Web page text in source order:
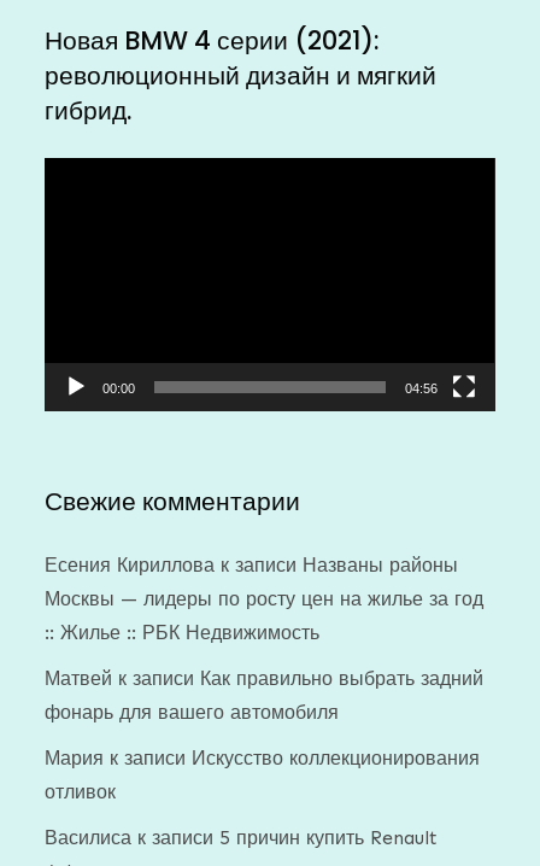
Новая BMW 4 серии (2021):
революционный дизайн и мягкий
гибрид.
00:00 04:56
Свежие комментарии
Есения Кириллова к записи Названы районы
Москвы — лидеры по росту цен на жилье за год
:: Жилье :: РБК Недвижимость
Матвей к записи Как правильно выбрать задний
фонарь для вашего автомобиля
Мария к записи Искусство коллекционирования
отливок
Василиса к записи 5 причин купить Renault